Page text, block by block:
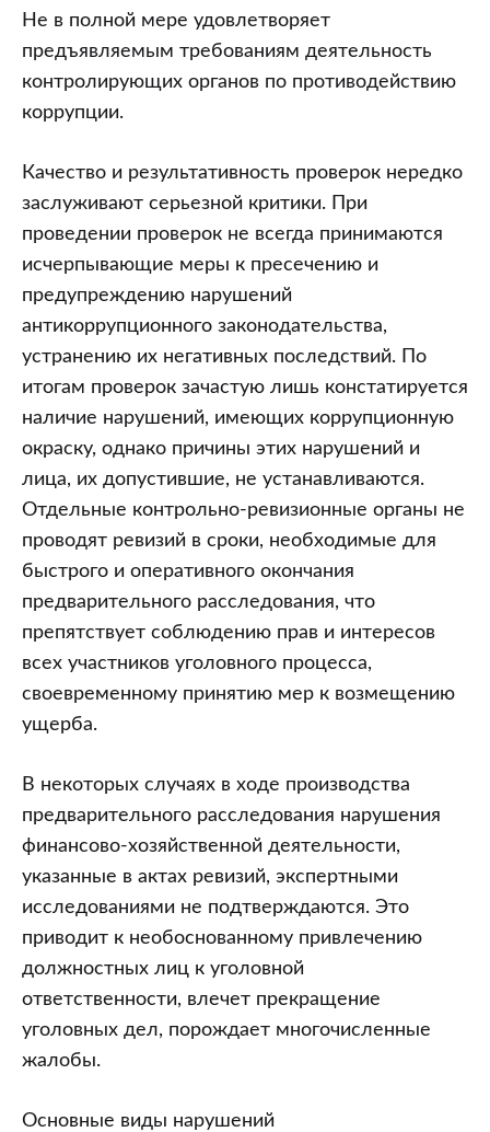
Не в полной мере удовлетворяет
предъявляемым требованиям деятельность
контролирующих органов по противодействию
коррупции.
Качество и результативность проверок нередко
заслуживают серьезной критики. При
проведении проверок не всегда принимаются
исчерпывающие меры к пресечению и
предупреждению нарушений
антикоррупционного законодательства,
устранению их негативных последствий. По
итогам проверок зачастую лишь констатируется
наличие нарушений, имеющих коррупционную
окраску, однако причины этих нарушений и
лица, их допустившие, не устанавливаются.
Отдельные контрольно-ревизионные органы не
проводят ревизий в сроки, необходимые для
быстрого и оперативного окончания
предварительного расследования, что
препятствует соблюдению прав и интересов
всех участников уголовного процесса,
своевременному принятию мер к возмещению
ущерба.
В некоторых случаях в ходе производства
предварительного расследования нарушения
финансово-хозяйственной деятельности,
указанные в актах ревизий, экспертными
исследованиями не подтверждаются. Это
приводит к необоснованному привлечению
должностных лиц к уголовной
ответственности, влечет прекращение
уголовных дел, порождает многочисленные
жалобы.
Основные виды нарушений